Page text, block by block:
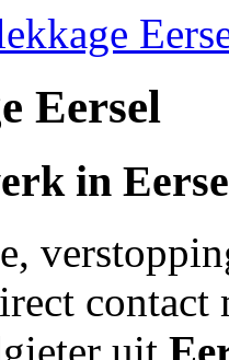
Eersel
in
uit